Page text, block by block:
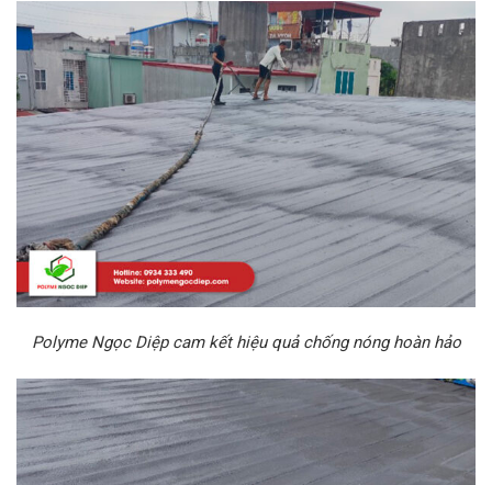
Polyme Ngọc Diệp cam kết hiệu quả chống nóng hoàn hảo